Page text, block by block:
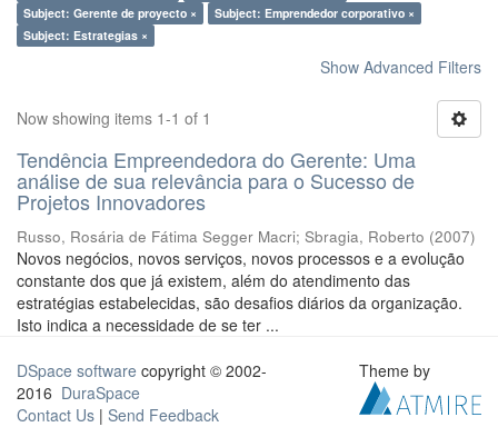
Subject: Gerente de proyecto ×
Subject: Emprendedor corporativo ×
Subject: Estrategias ×
Show Advanced Filters
Now showing items 1-1 of 1
Tendência Empreendedora do Gerente: Uma
análise de sua relevância para o Sucesso de
Projetos Innovadores
Russo, Rosária de Fátima Segger Macri; Sbragia, Roberto (2007)
Novos negócios, novos serviços, novos processos e a evolução
constante dos que já existem, além do atendimento das
estratégias estabelecidas, são desafios diários da organização.
Isto indica a necessidade de se ter ...
DSpace software copyright © 2002-
2016 DuraSpace
Contact Us | Send Feedback
Theme by